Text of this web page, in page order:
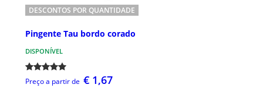
DESCONTOS POR QUANTIDADE
Pingente Tau bordo corado
DISPONÍVEL
Preço a partir de € 1,67